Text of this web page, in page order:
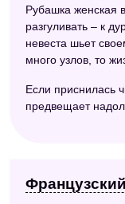
Рубашка женская
разгуливать – к
невеста шьет
много узлов, то
Если приснилась
предвещает